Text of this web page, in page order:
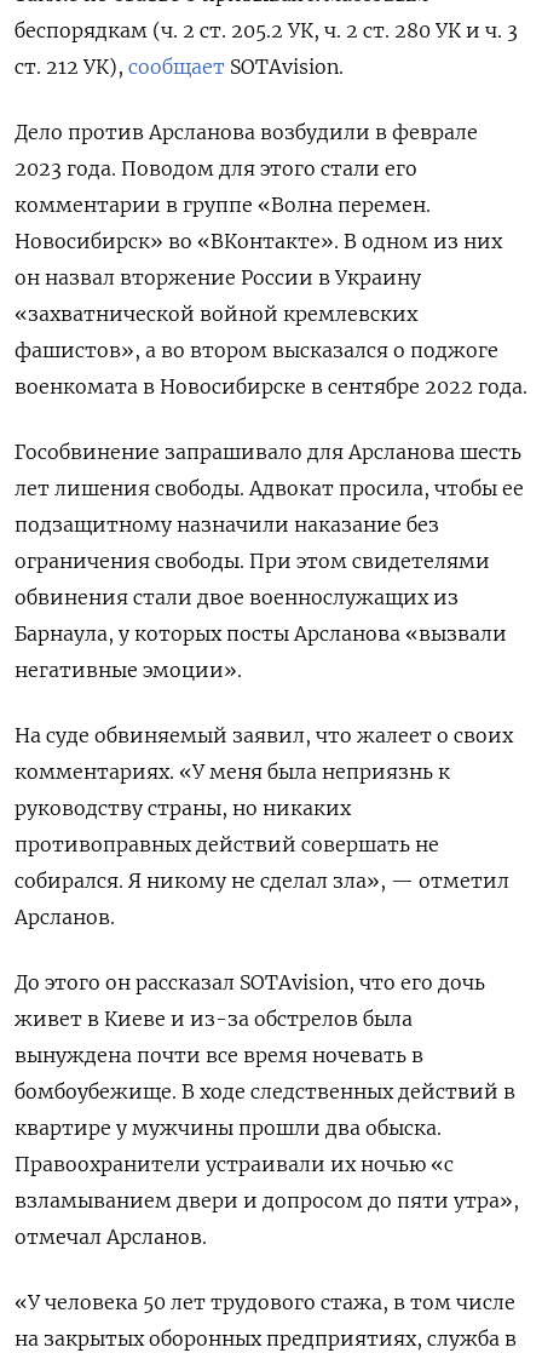
беспорядкам (ч. 2 ст. 205.2 УК, ч. 2 ст. 280 УК и ч. 3
ст. 212 УК), сообщает SOTAvision.
Дело против Арсланова возбудили в феврале
2023 года. Поводом для этого стали его
комментарии в группе «Волна перемен.
Новосибирск» во «ВКонтакте». В одном из них
он назвал вторжение России в Украину
«захватнической войной кремлевских
фашистов», а во втором высказался о поджоге
военкомата в Новосибирске в сентябре 2022 года.
Гособвинение запрашивало для Арсланова шесть
лет лишения свободы. Адвокат просила, чтобы ее
подзащитному назначили наказание без
ограничения свободы. При этом свидетелями
обвинения стали двое военнослужащих из
Барнаула, у которых посты Арсланова «вызвали
негативные эмоции».
На суде обвиняемый заявил, что жалеет о своих
комментариях. «У меня была неприязнь к
руководству страны, но никаких
противоправных действий совершать не
собирался. Я никому не сделал зла», — отметил
Арсланов.
До этого он рассказал SOTAvision, что его дочь
живет в Киеве и из-за обстрелов была
вынуждена почти все время ночевать в
бомбоубежище. В ходе следственных действий в
квартире у мужчины прошли два обыска.
Правоохранители устраивали их ночью «с
взламыванием двери и допросом до пяти утра»,
отмечал Арсланов.
«У человека 50 лет трудового стажа, в том числе
на закрытых оборонных предприятиях, служба в